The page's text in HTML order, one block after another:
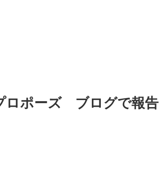
ロポーズ ブログで報告